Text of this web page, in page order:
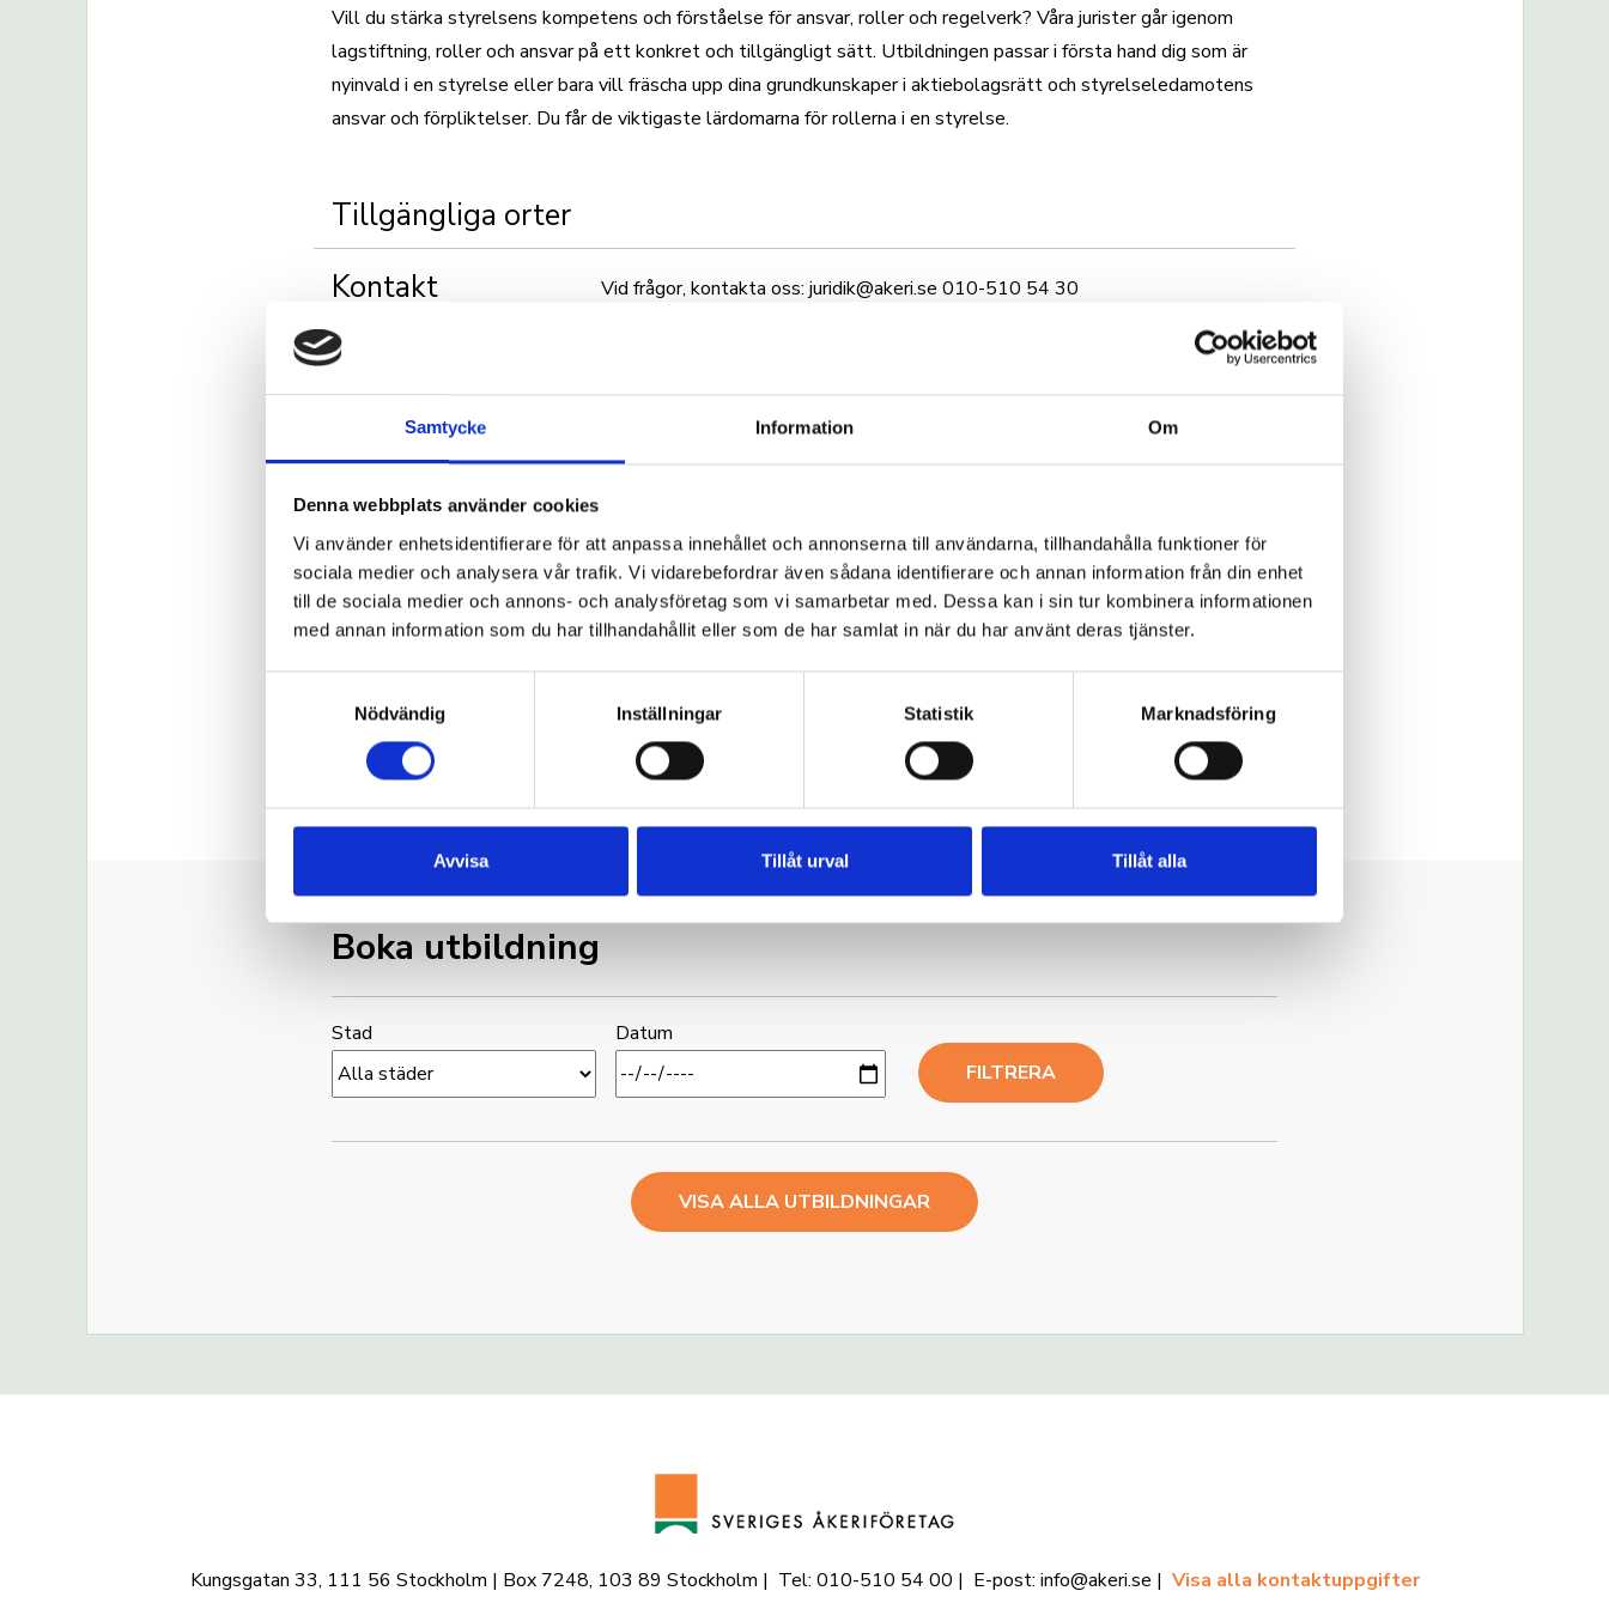
Samtycke Information Om
Denna webbplats använder cookies
Vi använder enhetsidentifierare för att anpassa innehållet och annonserna till användarna, tillhandahålla funktioner för
sociala medier och analysera vår trafik. Vi vidarebefordrar även sådana identifierare och annan information från din enhet
till de sociala medier och annons- och analysföretag som vi samarbetar med. Dessa kan i sin tur kombinera informationen
med annan information som du har tillhandahållit eller som de har samlat in när du har använt deras tjänster.
Nödvändig
Inställningar Statistik Marknadsföring
Avvisa Tillåt urval Tillåt alla
Vill du stärka styrelsens kompetens och förståelse för ansvar, roller och regelverk? Våra jurister går igenom
lagstiftning, roller och ansvar på ett konkret och tillgängligt sätt. Utbildningen passar i första hand dig som är
nyinvald i en styrelse eller bara vill fräscha upp dina grundkunskaper i aktiebolagsrätt och styrelseledamotens
ansvar och förpliktelser. Du får de viktigaste lärdomarna för rollerna i en styrelse.
Tillgängliga orter
Kontakt
Vid frågor, kontakta oss: juridik@akeri.se 010-510 54 30
information
Deltagare ordnar eventuellt boende på egen hand.
Enklare lunch och fika ingår.
Pris
Medlemspris: 4 495 kronor exklusive moms per deltagare
Icke medlemmar: 500 kronor per deltagare tillkommer
Företagsanpassad
styrelseutbildning
Vill ni samla hela styrelsen för gemensam kompetensutveckling? Vi skräddarsyr
då en styrelseutbildning efter era behov. Vi varvar styrelsejuridik med
genomgång av era egna bolagshandlingar. Dagen ägnas också åt diskussioner
och gruppövningar.
Boka utbildning
Stad Datum
VISA ALLA UTBILDNINGAR
Kungsgatan 33, 111 56 Stockholm | Box 7248, 103 89 Stockholm | Tel: 010-510 54 00 | E-post: info@akeri.se | Visa alla kontaktuppgifter